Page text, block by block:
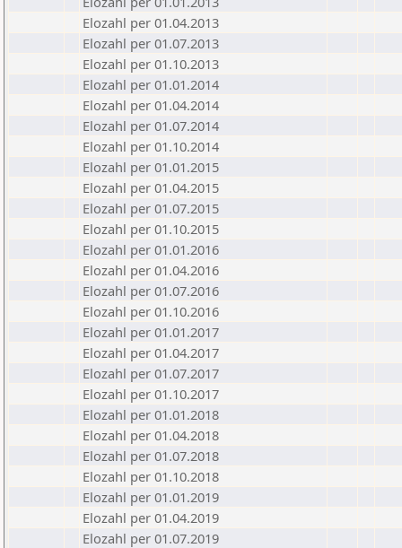
Elozahl per 01.04.2013
Elozahl per 01.07.2013
Elozahl per 01.10.2013
Elozahl per 01.01.2014
Elozahl per 01.04.2014
Elozahl per 01.07.2014
Elozahl per 01.10.2014
Elozahl per 01.01.2015
Elozahl per 01.04.2015
Elozahl per 01.07.2015
Elozahl per 01.10.2015
Elozahl per 01.01.2016
Elozahl per 01.04.2016
Elozahl per 01.07.2016
Elozahl per 01.10.2016
Elozahl per 01.01.2017
Elozahl per 01.04.2017
Elozahl per 01.07.2017
Elozahl per 01.10.2017
Elozahl per 01.01.2018
Elozahl per 01.04.2018
Elozahl per 01.07.2018
Elozahl per 01.10.2018
Elozahl per 01.01.2019
Elozahl per 01.04.2019
Elozahl per 01.07.2019